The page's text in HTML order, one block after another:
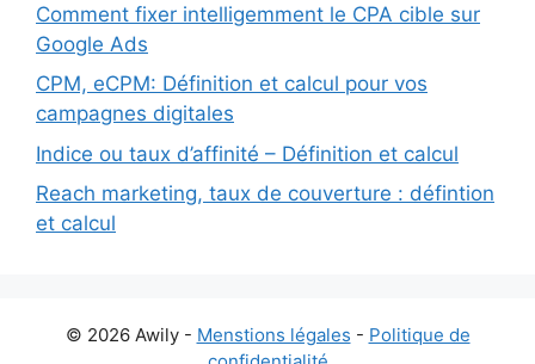
Comment fixer intelligemment le CPA cible sur
Google Ads
CPM, eCPM: Définition et calcul pour vos
campagnes digitales
Indice ou taux d’affinité – Définition et calcul
Reach marketing, taux de couverture : défintion
et calcul
© 2026 Awily - Menstions légales - Politique de